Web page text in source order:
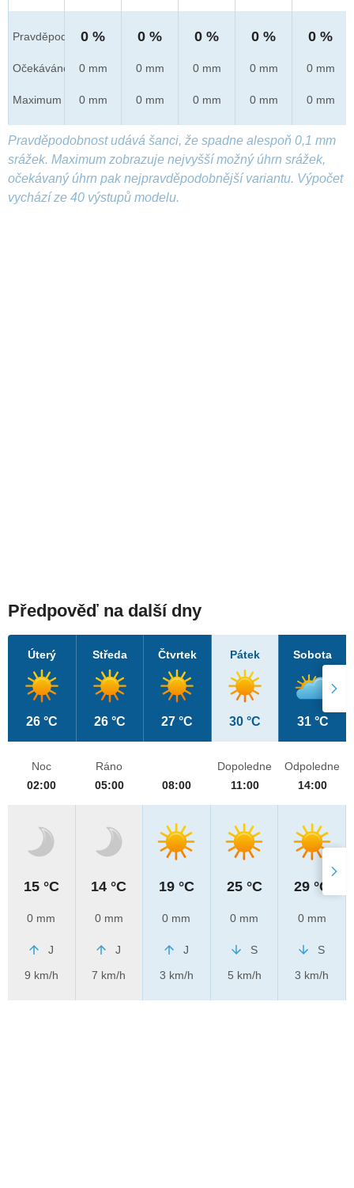
Pravděpod.
Očekáváno
Maximum
0 %
0 mm
0 mm
0 %
0 mm
0 mm
0 %
0 mm
0 mm
0 %
0 mm
0 mm
0 %
0 mm
0 mm
Pravděpodobnost udává šanci, že spadne alespoň 0,1 mm
srážek. Maximum zobrazuje nejvyšší možný úhrn srážek,
očekávaný úhrn pak nejpravděpodobnější variantu. Výpočet
vychází ze 40 výstupů modelu.
Předpověď na další dny
Úterý
26 °C
Středa
26 °C
Čtvrtek
27 °C
Pátek
30 °C
Sobota
31 °C
Noc
02:00
15 °C
0 mm
J
9 km/h
Ráno
05:00
14 °C
0 mm
J
7 km/h
08:00
19 °C
0 mm
J
3 km/h
Dopoledne
11:00
25 °C
0 mm
S
5 km/h
Odpoledne
14:00
29 °C
0 mm
S
3 km/h